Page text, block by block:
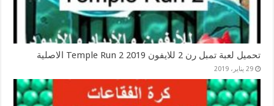
تحميل لعبة تمبل رن 2 للايفون 2019 Temple Run 2 الاصلية
29 يناير، 2019